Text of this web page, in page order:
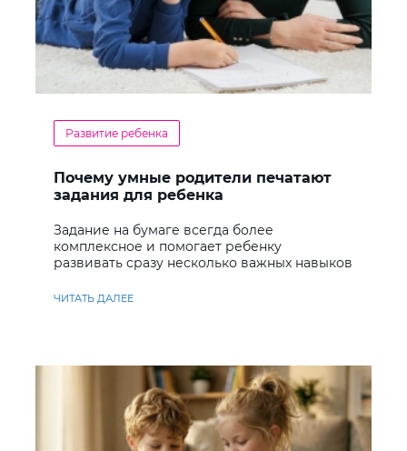
Развитие ребенка
Почему умные родители печатают
задания для ребенка
Задание на бумаге всегда более
комплексное и помогает ребенку
развивать сразу несколько важных навыков
ЧИТАТЬ ДАЛЕЕ